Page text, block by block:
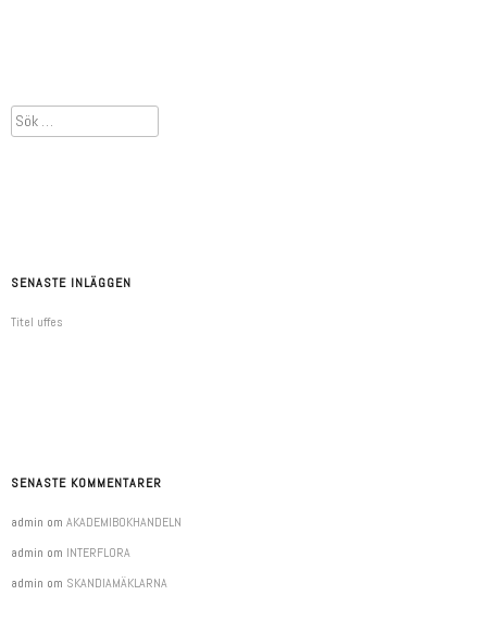
Sök
SENASTE INLÄGGEN
Titel uffes
SENASTE KOMMENTARER
admin om AKADEMIBOKHANDELN
admin om INTERFLORA
admin om SKANDIAMÄKLARNA